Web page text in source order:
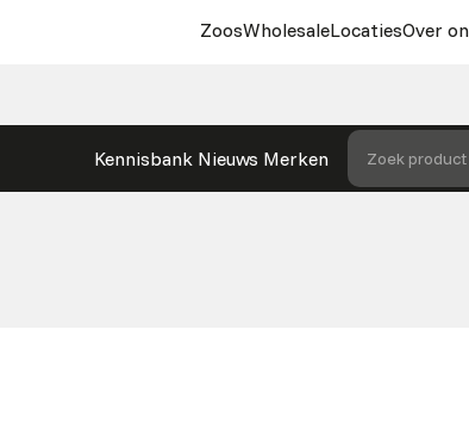
ZoosWholesaleLocatiesOver
Kennisbank Nieuws Merken Zoek